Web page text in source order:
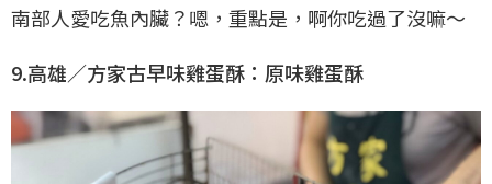
南部人愛吃魚內臟？嗯，重點是，啊你吃過了沒嘛～
9.高雄／方家古早味雞蛋酥：原味雞蛋酥